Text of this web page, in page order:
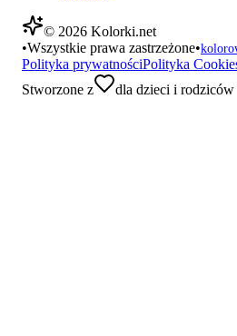
© 2026 Kolorki.net
•Wszystkie prawa zastrzeżone•
Polityka prywatnościPolityka
Stworzone z
dla dzieci i rodziców